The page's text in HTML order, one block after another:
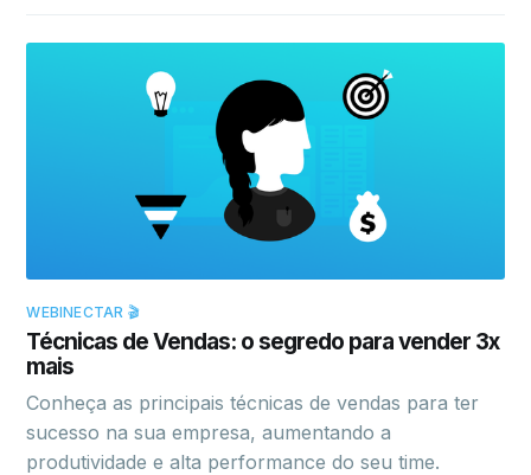
WEBINECTAR 🎬
Técnicas de Vendas: o segredo para vender 3x
mais
Conheça as principais técnicas de vendas para ter
sucesso na sua empresa, aumentando a
produtividade e alta performance do seu time.